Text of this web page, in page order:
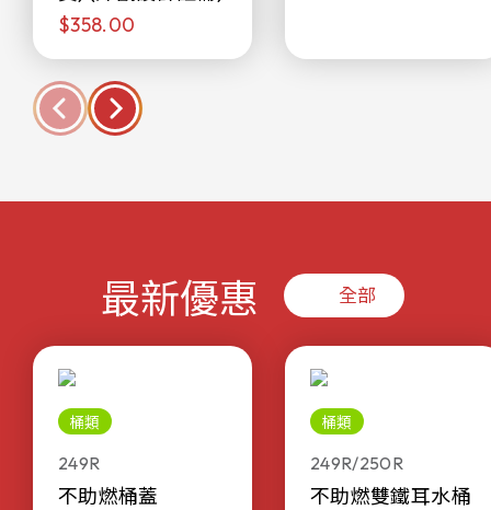
$358.00
最新優惠 全部
桶類
249R
不助燃桶蓋
桶類
249R/250R
不助燃雙鐵耳水桶